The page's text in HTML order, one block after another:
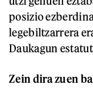
posizio
legebiltzarrera
Daukagun
Zein dira zuen